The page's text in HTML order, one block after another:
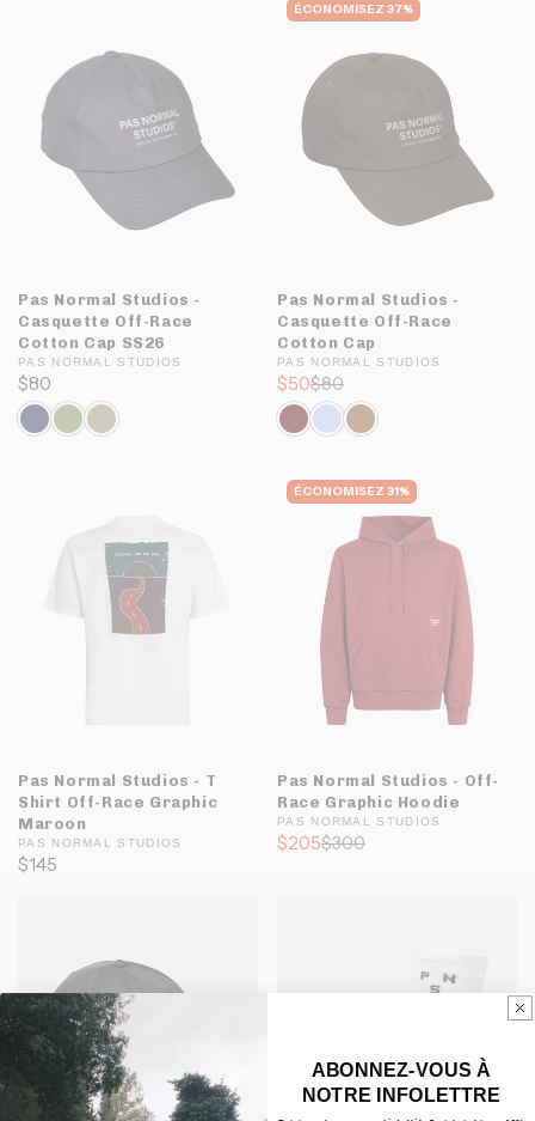
Pas Normal Studios -
Casquette Off-Race
Cotton Cap SS26
PAS NORMAL STUDIOS
$80
ÉCONOMISEZ 37%
Pas Normal Studios -
Casquette Off-Race
Cotton Cap
PAS NORMAL STUDIOS
$50$80
Pas Normal Studios - T
Shirt Off-Race Graphic
Maroon
PAS NORMAL STUDIOS
$145
ÉCONOMISEZ 31%
Pas Normal Studios - Off-
Race Graphic Hoodie
PAS NORMAL STUDIOS
$205$300
ABONNEZ-VOUS À
NOTRE INFOLETTRE